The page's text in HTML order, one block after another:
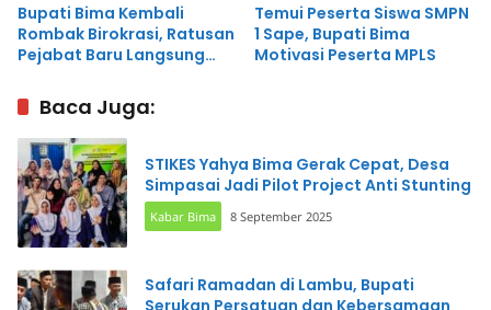
Bupati Bima Kembali
Rombak Birokrasi, Ratusan
Pejabat Baru Langsung
Temui Peserta Siswa SMPN
1 Sape, Bupati Bima
Motivasi Peserta MPLS
Baca Juga:
STIKES Yahya Bima Gerak Cepat, Desa
Simpasai Jadi Pilot Project Anti Stunting
Kabar Bima 8 September 2025
Safari Ramadan di Lambu, Bupati